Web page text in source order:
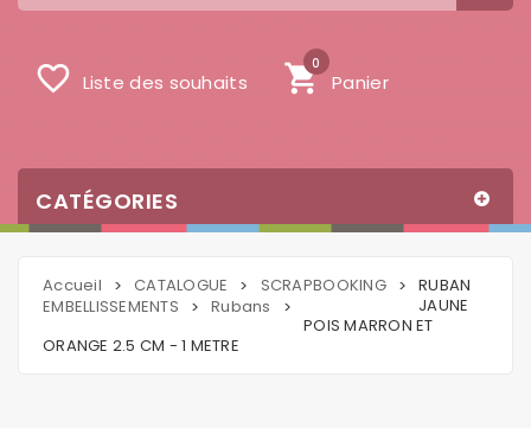
shopping_cart Panier
0
favorite_border Liste des souhaits
CATÉGORIES
Accueil > CATALOGUE > SCRAPBOOKING >
EMBELLISSEMENTS
> Rubans >
RUBAN
JAUNE
POIS MARRON ET
ORANGE 2.5 CM - 1 METRE